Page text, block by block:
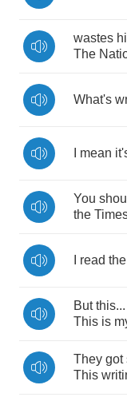
wastes
The
What's
mean
You
the
read the
But this...
This is
They got
This